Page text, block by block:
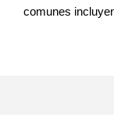
comunes